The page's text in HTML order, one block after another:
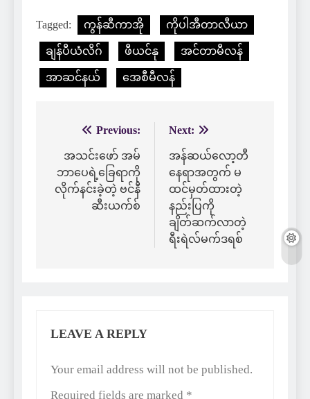
Tagged: ကွန်ဆီကာအို ကိုပါအီတာလီယာ
ချန်ပီယံလိဂ် ဖီယင်နု အင်တာမီလန်
အာဆင်နယ် အေစီမီလန်
navigation
Previous:
အသင်းဖော် အမ်
ဘာပေရဲ့ခြေရာကို
လိုက်နင်းခဲ့တဲ့ ဗင်နီ
ဆီးယက်စ်
Next:
အန်ဆယ်လော့တီ
နေရာအတွက် မ
ထင်မှတ်ထားတဲ့
နည်းပြကို
ချိတ်ဆက်လာတဲ့
ရီးရဲလ်မက်ဒရစ်
LEAVE A REPLY
Your email address will not be published.
Required fields are marked *
Alternative: